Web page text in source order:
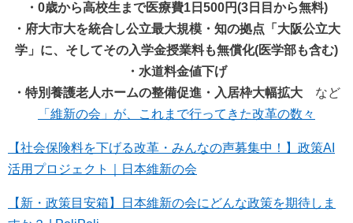
・0歳から高校生まで医療費1日500円(3日目から無料)
・府大市大を統合し公立最大規模・知の拠点「大阪公立大
学」に、そしてその入学金授業料も無償化(医学部も含む)
・水道料金値下げ
・特別養護老人ホームの整備促進・入居枠大幅拡大 など
「維新の会」が、これまで行ってきた改革の数々
【社会保険料を下げる改革・みんなの声募集中！】政策AI
活用プロジェクト｜日本維新の会
【新・政策目安箱】日本維新の会にどんな政策を期待しま